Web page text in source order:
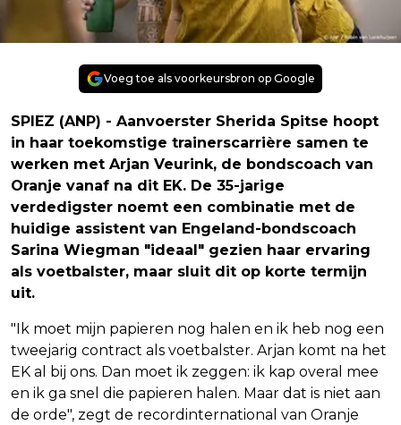
Voeg toe als voorkeursbron op Google
SPIEZ (ANP) - Aanvoerster Sherida Spitse hoopt
in haar toekomstige trainerscarrière samen te
werken met Arjan Veurink, de bondscoach van
Oranje vanaf na dit EK. De 35-jarige
verdedigster noemt een combinatie met de
huidige assistent van Engeland-bondscoach
Sarina Wiegman "ideaal" gezien haar ervaring
als voetbalster, maar sluit dit op korte termijn
uit.
"Ik moet mijn papieren nog halen en ik heb nog een
tweejarig contract als voetbalster. Arjan komt na het
EK al bij ons. Dan moet ik zeggen: ik kap overal mee
en ik ga snel die papieren halen. Maar dat is niet aan
de orde", zegt de recordinternational van Oranje